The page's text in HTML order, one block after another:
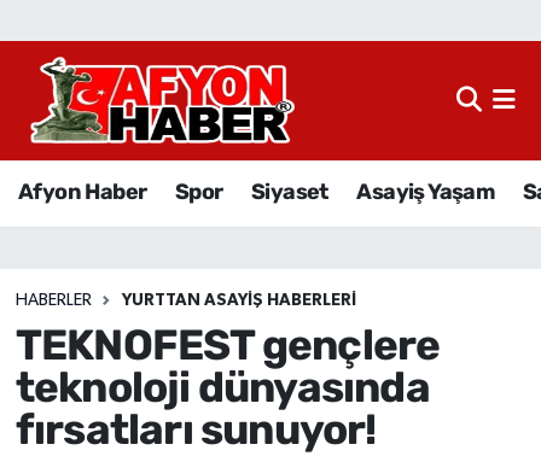
Afyon Haber Spor Siyaset Asayiş Yaşam
HABERLER YURTTAN ASAYIŞ HABERLERI
TEKNOFEST gençlere
teknoloji dünyasında
fırsatları sunuyor!
Afyon Haber
Sağlık
Eğitim